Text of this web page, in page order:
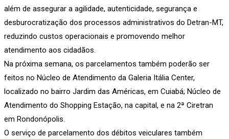
além de assegurar a agilidade, autenticidade, segurança e
desburocratização dos processos administrativos do Detran-MT,
reduzindo custos operacionais e promovendo melhor
atendimento aos cidadãos.
Na próxima semana, os parcelamentos também poderão ser
feitos no Núcleo de Atendimento da Galeria Itália Center,
localizado no bairro Jardim das Américas, em Cuiabá; Núcleo de
Atendimento do Shopping Estação, na capital, e na 2ª Ciretran
em Rondonópolis.
O serviço de parcelamento dos débitos veiculares também